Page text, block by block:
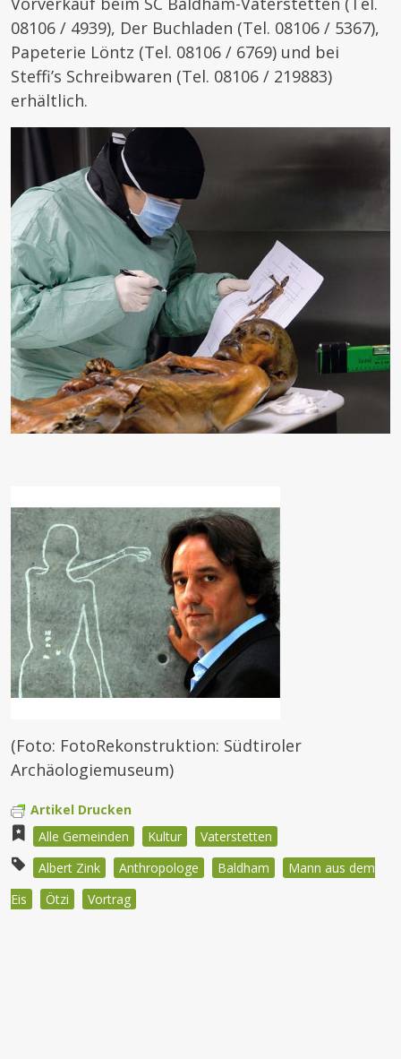
08106 / 4939), Der Buchladen (Tel. 08106 / 5367),
Papeterie Löntz (Tel. 08106 / 6769) und bei
Steffi’s Schreibwaren (Tel. 08106 / 219883)
erhältlich.
(Foto: FotoRekonstruktion: Südtiroler
Archäologiemuseum)
Artikel Drucken
Alle Gemeinden
Kultur
Vaterstetten
Albert Zink
Anthropologe Baldham
Mann aus dem
Eis
Ötzi Vortrag